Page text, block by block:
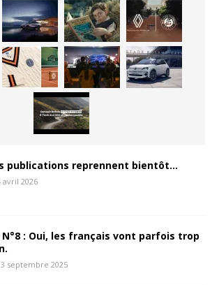
publications reprennent bientôt…
avril 2026
N°8 : Oui, les français vont parfois trop
septembre 2025